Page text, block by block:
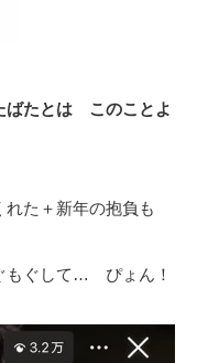
ばたとは このことよ
た＋新年の抱負も
もぐして… ぴょん！